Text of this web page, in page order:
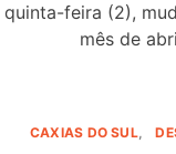
feira (2),
mês de
CAXIAS DO SUL